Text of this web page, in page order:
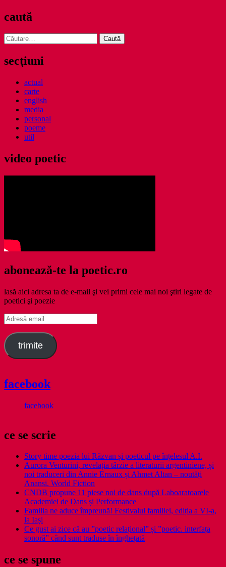
caută
Caută
după:
secţiuni
actual
carte
english
media
personal
poeme
util
video poetic
abonează-te la poetic.ro
lasă aici adresa ta de e-mail şi vei primi cele mai noi ştiri legate de
poetici şi poezie
Adresă
email
trimite
facebook
facebook
ce se scrie
Story time poezia lui Răzvan și poeticul pe înțelesul A.I.
Aurora Venturini, revelația târzie a literaturii argentiniene, și
noi traduceri din Annie Ernaux și Ahmet Altan – noutăți
Anansi. World Fiction
CNDB propune 11 piese noi de dans după Laboaratoarele
Academiei de Dans și Performance
Familia ne aduce împreună! Festivalul familiei, ediția a VI-a,
la Iași
Ce gust ai zice că au ”poetic relațional” și ”poetic. interfața
sonoră” când sunt traduse în înghețată
ce se spune